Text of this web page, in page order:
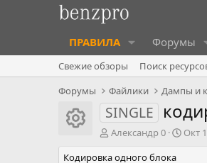
ПРАВИЛА Форумы
Свежие обзоры
Поиск
Форумы
Файлики Дампы и
Иконка
SINGLE
А
т
Александр 0
Д
Окт
Кодировка одного блока